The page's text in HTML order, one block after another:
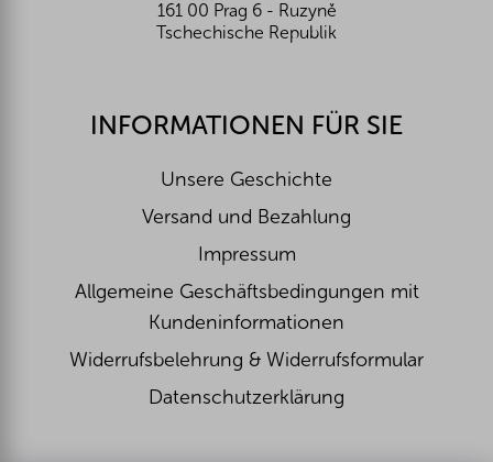
161 00 Prag 6 - Ruzyně
Tschechische Republik
INFORMATIONEN FÜR SIE
Unsere Geschichte
Versand und Bezahlung
Impressum
Allgemeine Geschäftsbedingungen mit
Kundeninformationen
Widerrufsbelehrung & Widerrufsformular
Datenschutzerklärung